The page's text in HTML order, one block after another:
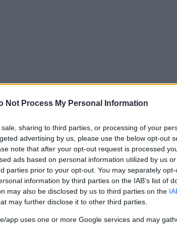
Not Process My Personal Information
sharing to third parties, or processing of your
advertising by us, please use the below opt-out
note that after your opt-out request is processed
ads based on personal information utilized by us
parties prior to your opt-out. You may separately
information by third parties on the IAB’s list of
may also be disclosed by us to third parties on the
may further disclose it to other third parties.
app uses one or more Google services and may
är känd för bland annat sina unika
med till Grönland för att se hur det